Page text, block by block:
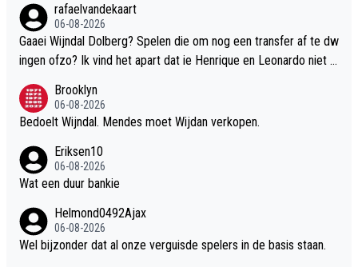
rafaelvandekaart
06-08-2026
Gaaei Wijndal Dolberg? Spelen die om nog een transfer af te dw
ingen ofzo? Ik vind het apart dat ie Henrique en Leonardo niet la
Brooklyn
06-08-2026
Bedoelt Wijndal. Mendes moet Wijdan verkopen.
Eriksen10
06-08-2026
Wat een duur bankie
Helmond0492Ajax
06-08-2026
Wel bijzonder dat al onze verguisde spelers in de basis staan.